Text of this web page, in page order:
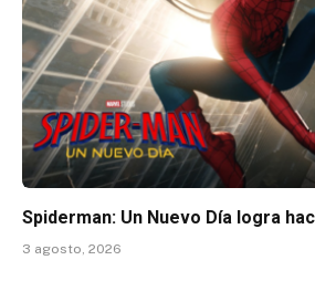
Spiderman: Un Nuevo Día logra
3 agosto, 2026